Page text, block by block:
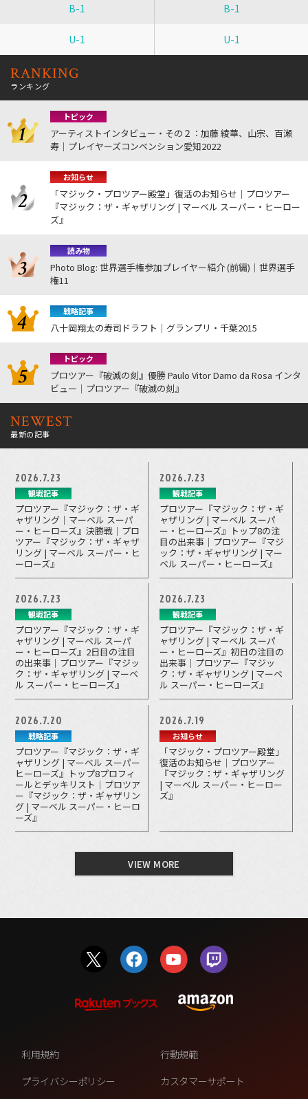
B-1 B-1
U-1 U-1
RANKING
ランキング
トピック
アーティストインタビュー・その２：加藤 綾華、山宗、百瀬
寿｜プレイヤーズコンベンション愛知2022
お知らせ
「マジック・プロツアー殿堂」復活のお知らせ｜プロツアー
『マジック：ザ・ギャザリング | マーベル スーパー・ヒーロー
ズ』
読み物
Photo Blog: 世界選手権参加プレイヤー紹介 (前編)｜世界選手
権11
戦略記事
八十岡翔太の寿司ドラフト｜グランプリ・千葉2015
トピック
プロツアー『破滅の刻』優勝 Paulo Vitor Damo da Rosa インタ
ビュー｜プロツアー『破滅の刻』
NEWEST
最新の記事
2026.7.23
観戦記事
プロツアー『マジック：ザ・ギ
ャザリング｜マーベル スーパ
ー・ヒーローズ』決勝戦｜プロ
ツアー『マジック：ザ・ギャザ
リング | マーベル スーパー・ヒ
ーローズ』
2026.7.23
観戦記事
プロツアー『マジック：ザ・ギ
ャザリング | マーベル スーパ
ー・ヒーローズ』トップ8の注
目の出来事｜プロツアー『マジ
ック：ザ・ギャザリング | マー
ベル スーパー・ヒーローズ』
2026.7.23
観戦記事
プロツアー『マジック：ザ・ギ
ャザリング | マーベル スーパ
ー・ヒーローズ』2日目の注目
の出来事｜プロツアー『マジッ
ク：ザ・ギャザリング | マーベ
ル スーパー・ヒーローズ』
2026.7.23
観戦記事
プロツアー『マジック：ザ・ギ
ャザリング | マーベル スーパ
ー・ヒーローズ』初日の注目の
出来事｜プロツアー『マジッ
ク：ザ・ギャザリング | マーベ
ル スーパー・ヒーローズ』
2026.7.20
戦略記事
プロツアー『マジック：ザ・ギ
ャザリング | マーベル スーパー
ヒーローズ』トップ8プロフィ
ールとデッキリスト｜プロツア
ー『マジック：ザ・ギャザリン
グ | マーベル スーパー・ヒーロ
ーズ』
2026.7.19
お知らせ
「マジック・プロツアー殿堂」
復活のお知らせ｜プロツアー
『マジック：ザ・ギャザリング
| マーベル スーパー・ヒーロー
ズ』
VIEW MORE
利用規約
行動規範
プライバシーポリシー
カスタマーサポート